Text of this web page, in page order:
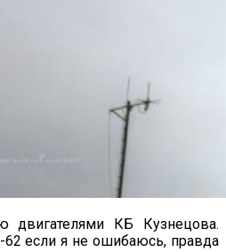
двигателями КБ Кузнецова.
если я не ошибаюсь, правда